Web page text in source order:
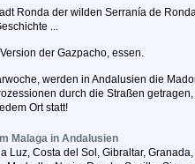
Ronda der wilden Serranía de
...
der Gazpacho, essen.
werden in Andalusien die
durch die Straßen
Ort statt!
Malaga in Andalusien
Luz, Costa del Sol, Gibraltar,